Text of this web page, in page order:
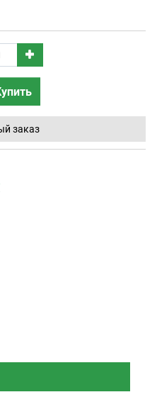
заказ